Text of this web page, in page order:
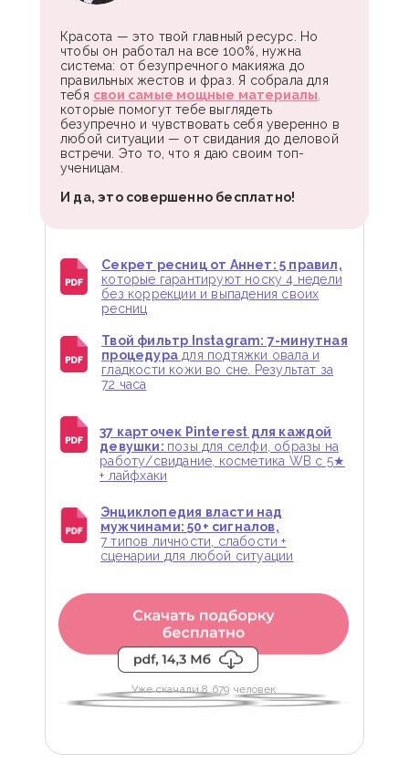
Красота — это твой главный ресурс. Но
чтобы он работал на все 100%, нужна
система: от безупречного макияжа до
правильных жестов и фраз. Я собрала для
тебя свои самые мощные материалы
которые помогут тебе выглядеть
безупречно и чувствовать себя уверенно в
любой ситуации — от свидания до деловой
встречи. Это то, что я даю своим топ-
ученицам.
И да, это совершенно бесплатно!
Секрет ресниц от Аннет: 5 правил,
которые гарантируют носку 4 недели
без коррекции и выпадения своих
ресниц
Твой фильтр Instagram: 7-минутная
процедурадля подтяжки овала и
гладкости кожи во сне. Результат за
72 часа
Уже скачали 8 679 человек
37 карточек Pinterest для каждой
девушки: позы для селфи, образы на
работу/свидание, косметика WB с 5★
+ лайфхаки
Энциклопедия власти над
мужчинами: 50+ сигналов,
7 типов личности, слабости +
сценарии для любой ситуации